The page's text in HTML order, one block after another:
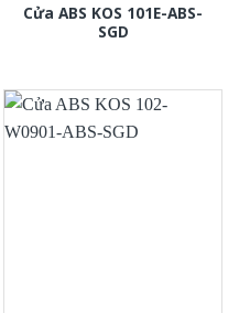
Cửa ABS KOS 101E-ABS-
SGD